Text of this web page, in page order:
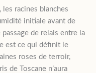
racines blanches
initiale avant de
de relais entre la
est ce qui définit le
roses de terroir,
de Toscane n’aura